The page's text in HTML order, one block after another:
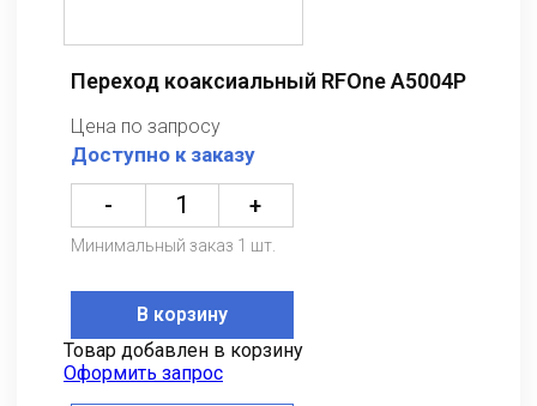
Переход коаксиальный RFOne A5004P
Цена по запросу
Доступно к заказу
- +
Минимальный заказ 1 шт.
В корзину
Товар добавлен в корзину
Оформить запрос